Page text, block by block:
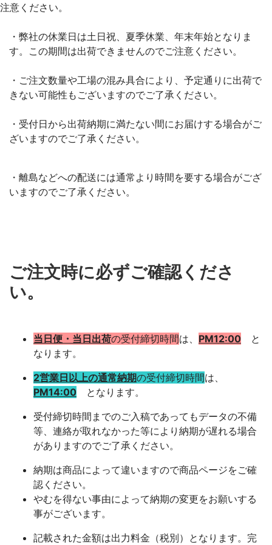
注意ください。
・弊社の休業日は土日祝、夏季休業、年末年始となりま
す。この期間は出荷できませんのでご注意ください。
・ご注文数量や工場の混み具合により、予定通りに出荷で
きない可能性もございますのでご了承ください。
・受付日から出荷納期に満たない間にお届けする場合がご
ざいますのでご了承ください。
・離島などへの配送には通常より時間を要する場合がござ
いますのでご了承ください。
ご注文時に必ずご確認くださ
い。
当日便・当日出荷の受付締切時間は、 PM12:00 と
なります。
2営業日以上の通常納期の受付締切時間は、
PM14:00 となります。
受付締切時間までのご入稿であってもデータの不備
等、連絡が取れなかった等により納期が遅れる場合
がありますのでご了承ください。
納期は商品によって違いますので商品ページをご確
認ください。
やむを得ない事由によって納期の変更をお願いする
事がございます。
記載された金額は出力料金（税別）となります。完